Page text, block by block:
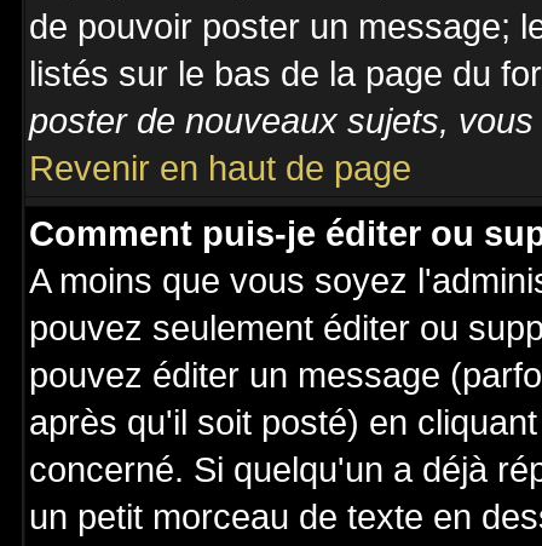
de pouvoir poster un message;
listés sur le bas de la page du
poster de nouveaux sujets,
Revenir en haut de page
Comment puis-je éditer ou
A moins que vous soyez
pouvez seulement éditer ou
pouvez éditer un message
après qu'il soit posté) en
concerné. Si quelqu'un a déjà
un petit morceau de texte en